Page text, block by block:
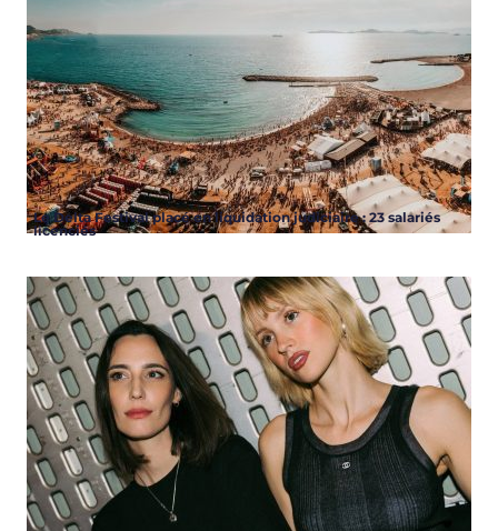
Le Delta Festival placé en liquidation judiciaire : 23 salariés
licenciés